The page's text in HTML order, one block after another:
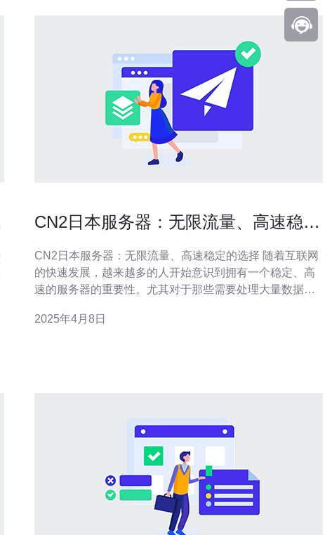
CN2日本服务器：无限流量、高速稳定
CN2日本服务器：无限流量、高速稳定的选择 随着互联网
的快速发展，越来越多的人开始意识到拥有一个稳定、高
速的服务器的重要性。尤其对于那些需要处理大量数据、
至关重要。 CN2是指中国电信国际网络第二代，是目前国
2025年4月8日